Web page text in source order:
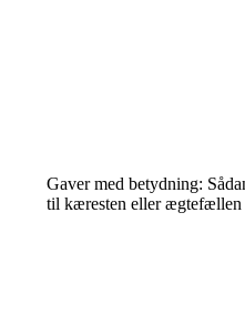
Gaver med betydning:
til kæresten eller ægtefællen